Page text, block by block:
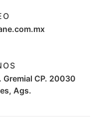
CP. 20030
Ags.